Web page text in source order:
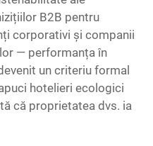
B2B pentru
corporativi și companii
— performanța în
un criteriu formal
hotelieri ecologici
că proprietatea dvs. ia